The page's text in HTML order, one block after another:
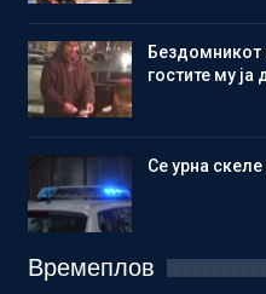
Бездомникот
гостите му ја
Се урна скеле
Времеплов